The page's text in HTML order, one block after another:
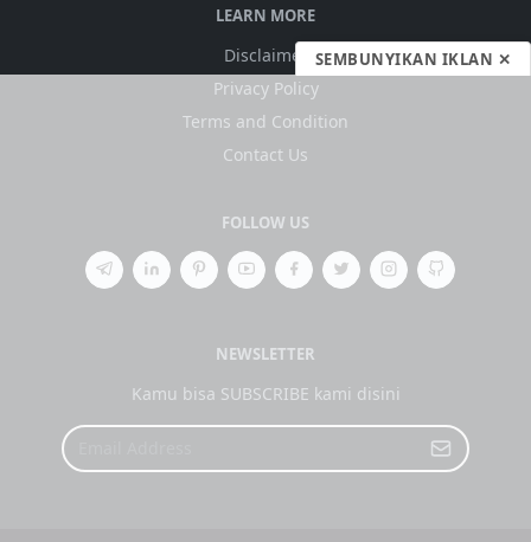
LEARN MORE
Disclaimer
Privacy Policy
Terms and Condition
Contact Us
FOLLOW US
NEWSLETTER
Kamu bisa SUBSCRIBE kami disini
SEMBUNYIKAN IKLAN ✕